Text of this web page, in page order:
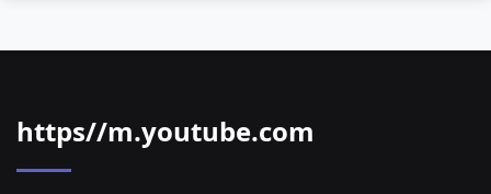
https//m.youtube.com